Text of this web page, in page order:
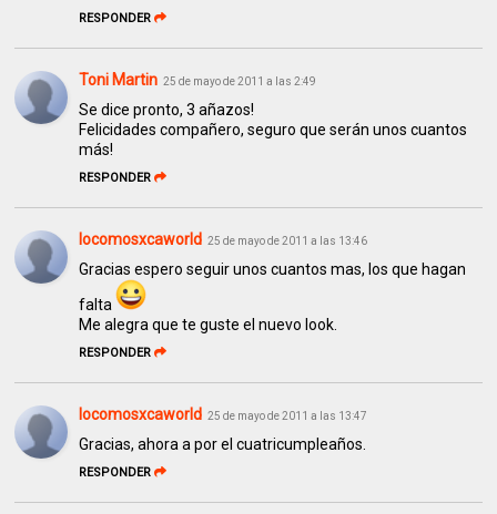
RESPONDER
Toni Martin 25 de mayo de 2011 a las 2:49
Se dice pronto, 3 añazos!
Felicidades compañero, seguro que serán unos cuantos
más!
RESPONDER
locomosxcaworld 25 de mayo de 2011 a las 13:46
Gracias espero seguir unos cuantos mas, los que hagan
falta
Me alegra que te guste el nuevo look.
RESPONDER
locomosxcaworld 25 de mayo de 2011 a las 13:47
Gracias, ahora a por el cuatricumpleaños.
RESPONDER